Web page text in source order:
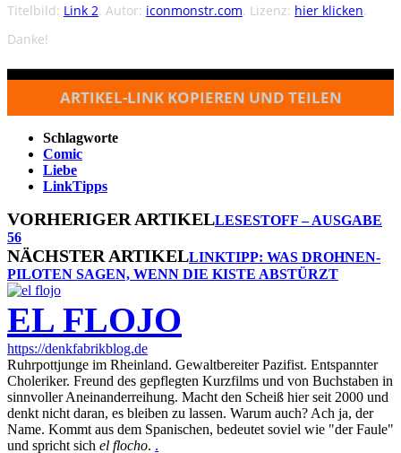
Titelbild: Link 2. Autor: iconmonstr.com. Lizenz: hier klicken.
Danke!
ARTIKEL-LINK KOPIEREN UND TEILEN
Schlagworte
Comic
Liebe
LinkTipps
VORHERIGER ARTIKELLESESTOFF – AUSGABE
56
NÄCHSTER ARTIKELLINKTIPP: WAS DROHNEN-
PILOTEN SAGEN, WENN DIE KISTE ABSTÜRZT
EL FLOJO
https://denkfabrikblog.de
Ruhrpottjunge im Rheinland. Gewaltbereiter Pazifist. Entspannter
Choleriker. Freund des gepflegten Kurzfilms und von Buchstaben in
sinnvoller Aneinanderreihung. Macht den Scheiß hier seit 2000 und
denkt nicht daran, es bleiben zu lassen. Warum auch? Ach ja, der
Name. Kommt aus dem Spanischen, bedeutet soviel wie "der Faule"
und spricht sich el flocho. .